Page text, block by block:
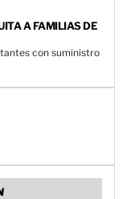
A FAMILIAS DE
con suministro